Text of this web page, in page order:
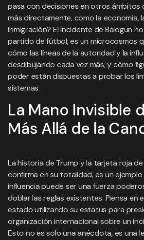
pasa con decisiones en otros ámbitos
más directamente, como la economía,
inmigración? El incidente de Balogun
partido de fútbol; es un microcosmos
cómo las líneas de la autoridad y la
desdibujando cada vez más, y cómo
poder están dispuestas a probar los
sistemas.
La Mano Invisible
Más Allá de la
La historia de Trump y la tarjeta roja de
confirma en su totalidad, es un
influencia puede ser una fuerza
doblar las reglas existentes. Piensa en
estado utilizando su estatus para
organización internacional sobre un
Esto no es solo una anécdota, es una